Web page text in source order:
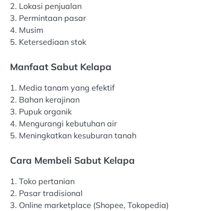
2. Lokasi penjualan
3. Permintaan pasar
4. Musim
5. Ketersediaan stok
Manfaat Sabut Kelapa
1. Media tanam yang efektif
2. Bahan kerajinan
3. Pupuk organik
4. Mengurangi kebutuhan air
5. Meningkatkan kesuburan tanah
Cara Membeli Sabut Kelapa
1. Toko pertanian
2. Pasar tradisional
3. Online marketplace (Shopee, Tokopedia)